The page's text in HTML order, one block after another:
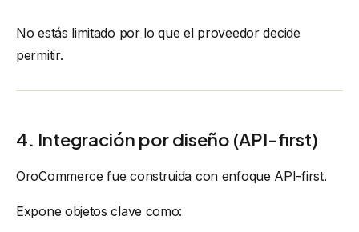
No estás limitado por lo que el proveedor decide
permitir.
4. Integración por diseño (API-first)
OroCommerce fue construida con enfoque API-first.
Expone objetos clave como: